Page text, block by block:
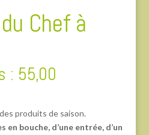
Chef à
: 55,00
produits de saison.
en bouche, d’une entrée, d’un